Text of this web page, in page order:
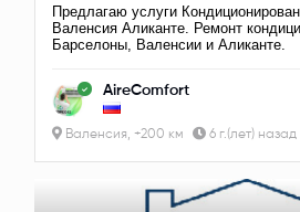
Предлагаю услуги
Валенсия Аликанте. Ремонт
Барселоны, Валенсии и Аликанте.
AireComfort
Валенсия, +200 км 6 г.(лет) назад